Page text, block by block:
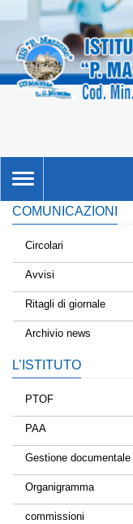
TOGGLE
NAVIGATION
COMUNICAZIONI
Circolari
Avvisi
Ritagli di giornale
Archivio news
L’ISTITUTO
PTOF
PAA
Gestione documentale
Organigramma
commissioni